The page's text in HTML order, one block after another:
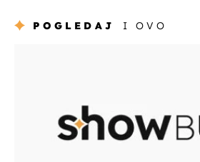
POGLEDAJ I OVO